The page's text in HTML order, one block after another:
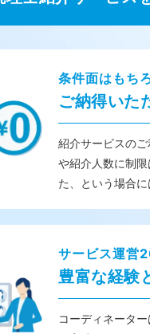
条件面はもち
ご納得いた
紹介サービスの
や紹介人数に制
た、という場合に
サービス運営
豊富な経験
コーディネータ